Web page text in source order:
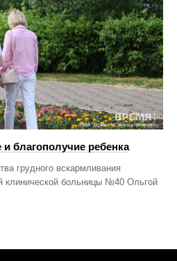
благополучие ребенка
грудного вскармливания
клинической больницы №40 Ольгой